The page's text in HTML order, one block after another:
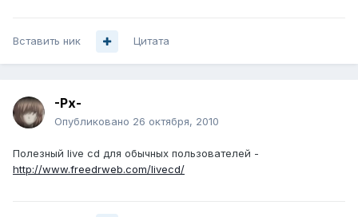
Вставить ник Цитата
-Px-
Опубликовано 26 октября, 2010
Полезный live cd для обычных пользователей -
http://www.freedrweb.com/livecd/